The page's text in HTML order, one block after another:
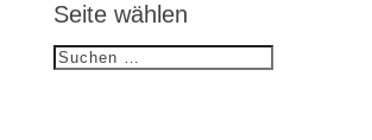
Seite wählen